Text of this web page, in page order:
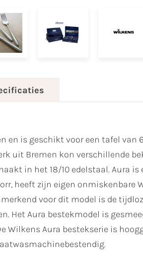
en is geschikt voor een tafel van
uit Bremen kon verschillende
in het 18/10 edelstaal. Aura is
heeft zijn eigen onmiskenbare
voor dit model is de
Het Aura bestekmodel is
Wilkens Aura bestekserie is